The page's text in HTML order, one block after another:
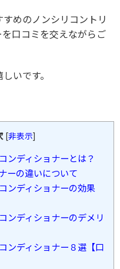
めのノンシリコントリ
口コミを交えながらご
いです。
[非表示]
ンディショナーとは？
ーの違いについて
ンディショナーの効果
ンディショナーのデメリ
ンディショナー８選【口